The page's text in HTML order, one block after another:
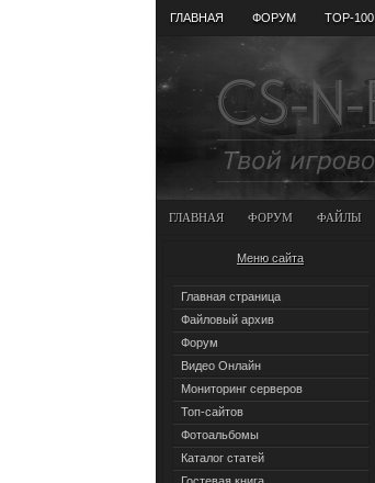
ГЛАВНАЯ ФОРУМ ТОР-100
ГЛАВНАЯ ФОРУМ ФАЙЛЫ
Меню сайта
Главная страница
Файловый архив
Форум
Видео Онлайн
Мониторинг серверов
Топ-сайтов
Фотоальбомы
Каталог статей